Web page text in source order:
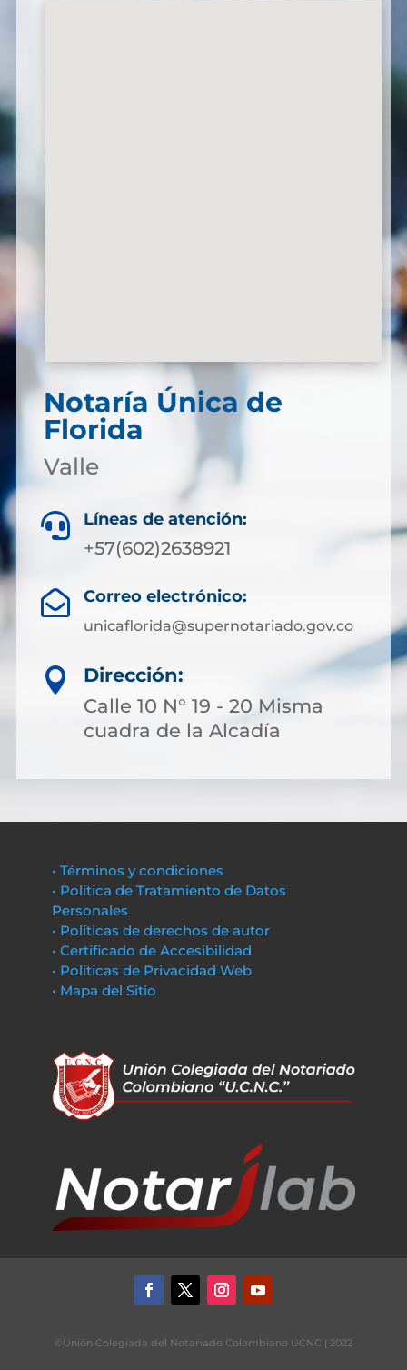
Notaría Única de
Florida
Valle
 Líneas de atención:
+57(602)2638921
 Correo electrónico:
unicaflorida@supernotariado.gov.co

Dirección:
Calle 10 N° 19 - 20 Misma
cuadra de la Alcadía
• Términos y condiciones
• Política de Tratamiento de Datos
Personales
• Políticas de derechos de autor
• Certificado de Accesibilidad
• Políticas de Privacidad Web
• Mapa del Sitio
©Unión Colegiada del Notariado Colombiano UCNC | 2022